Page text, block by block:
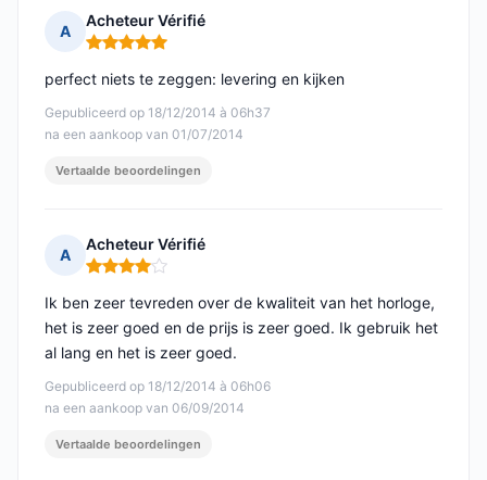
A
Acheteur Vérifié
Opmerking: 5 van 5
Gepubliceerd op 18/12/2014 à 06h37
na een aankoop van 01/07/2014
perfect niets te zeggen: levering en kijken
Vertaalde beoordelingen
A
Acheteur Vérifié
Opmerking: 4 van 5
Gepubliceerd op 18/12/2014 à 06h06
na een aankoop van 06/09/2014
Ik ben zeer tevreden over de kwaliteit van het horloge,
het is zeer goed en de prijs is zeer goed. Ik gebruik het
al lang en het is zeer goed.
Vertaalde beoordelingen